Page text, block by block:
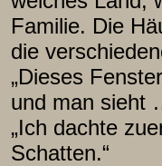
Familie. Die
die
„Dieses
und man sieht
„Ich dachte
Schatten.“